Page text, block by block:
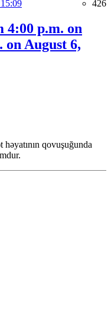
426
4:00 p.m. on
on August 6,
qovuşuğunda